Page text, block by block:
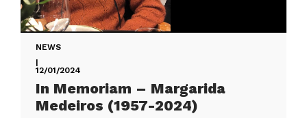
NEWS
|
12/01/2024
In Memoriam – Margarida
Medeiros (1957-2024)